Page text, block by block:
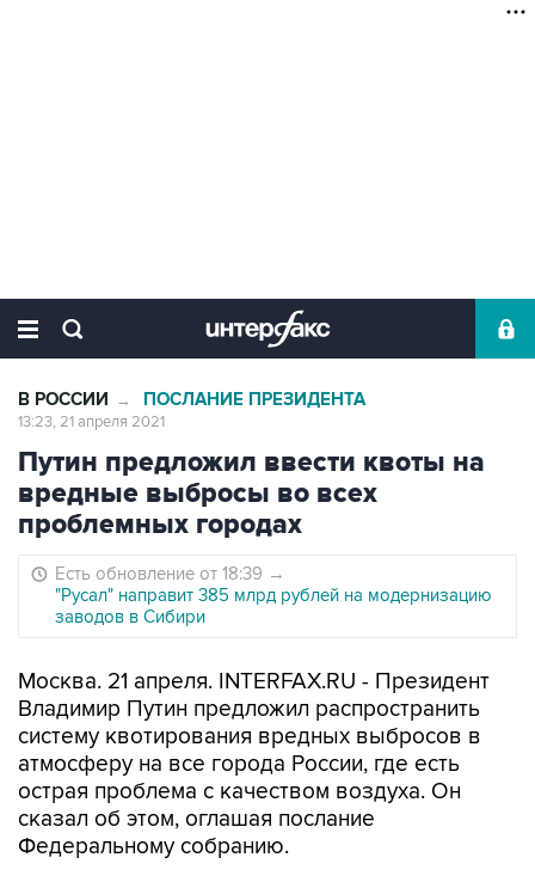
В РОССИИ → ПОСЛАНИЕ ПРЕЗИДЕНТА
13:23, 21 апреля 2021
Путин предложил ввести квоты на
вредные выбросы во всех
проблемных городах
Есть обновление от 18:39 →
"Русал" направит 385 млрд рублей на модернизацию
заводов в Сибири
Москва. 21 апреля. INTERFAX.RU - Президент
Владимир Путин предложил распространить
систему квотирования вредных выбросов в
атмосферу на все города России, где есть
острая проблема с качеством воздуха. Он
сказал об этом, оглашая послание
Федеральному собранию.